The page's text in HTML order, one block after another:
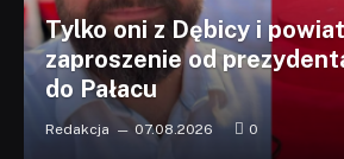
Tylko oni z Dębicy i
zaproszenie od
do Pałacu
Redakcja 07.08.2026 0